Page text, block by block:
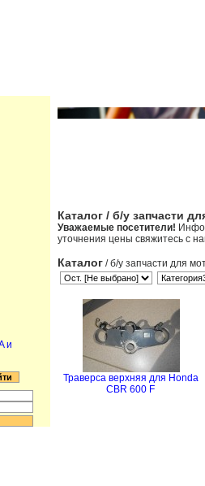
Каталог / б/у запчасти
Уважаемые посетители!
уточнения цены свяжитесь с
Каталог / б/у запчасти для
Траверса верхняя для Honda
CBR 600 F